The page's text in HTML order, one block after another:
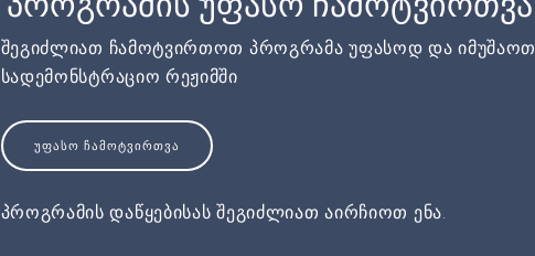
შეგიძლიათ ჩამოტვირთოთ პროგრამა უფასოდ და იმუშაოთ
სადემონსტრაციო რეჟიმში
ᲣᲤᲐᲡᲝ ᲩᲐᲛᲝᲢᲕᲘᲠᲗᲕᲐ
პროგრამის დაწყებისას შეგიძლიათ აირჩიოთ ენა.